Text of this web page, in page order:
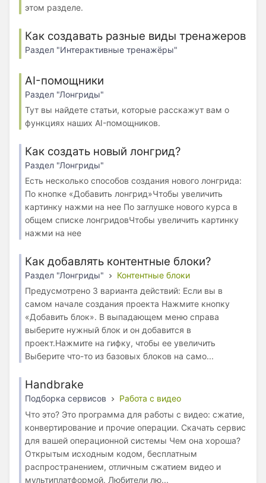
этом разделе.
Как создавать разные виды тренажеров
Раздел "Интерактивные тренажёры"
AI-помощники
Раздел "Лонгриды"
Тут вы найдете статьи, которые расскажут вам о
функциях наших AI-помощников.
Как создать новый лонгрид?
Раздел "Лонгриды"
Есть несколько способов создания нового лонгрида:
По кнопке «Добавить лонгрид»Чтобы увеличить
картинку нажми на нее По заглушке нового курса в
общем списке лонгридовЧтобы увеличить картинку
нажми на нее
Как добавлять контентные блоки?
Раздел "Лонгриды"
Контентные блоки
Предусмотрено 3 варианта действий: Если вы в
самом начале создания проекта Нажмите кнопку
«Добавить блок». В выпадающем меню справа
выберите нужный блок и он добавится в
проект.Нажмите на гифку, чтобы ее увеличить
Выберите что-то из базовых блоков на само...
Handbrake
Подборка сервисов
Работа с видео
Что это? Это программа для работы с видео: сжатие,
конвертирование и прочие операции. Скачать сервис
для вашей операционной системы Чем она хороша?
Открытым исходным кодом, бесплатным
распространением, отличным сжатием видео и
мультиплатформой. Любители лю...